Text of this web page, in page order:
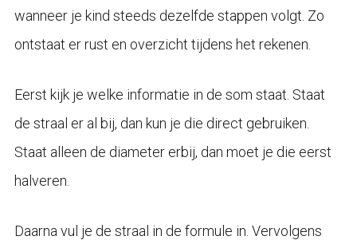
wanneer je kind steeds dezelfde stappen volgt. Zo
ontstaat er rust en overzicht tijdens het rekenen.
Eerst kijk je welke informatie in de som staat. Staat
de straal er al bij, dan kun je die direct gebruiken.
Staat alleen de diameter erbij, dan moet je die eerst
halveren.
Daarna vul je de straal in de formule in. Vervolgens